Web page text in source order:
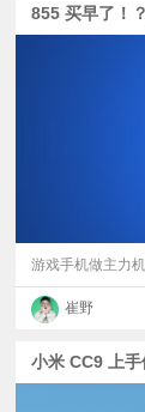
855 买早了！
游戏手机做主力
崔野
小米 CC9 上手